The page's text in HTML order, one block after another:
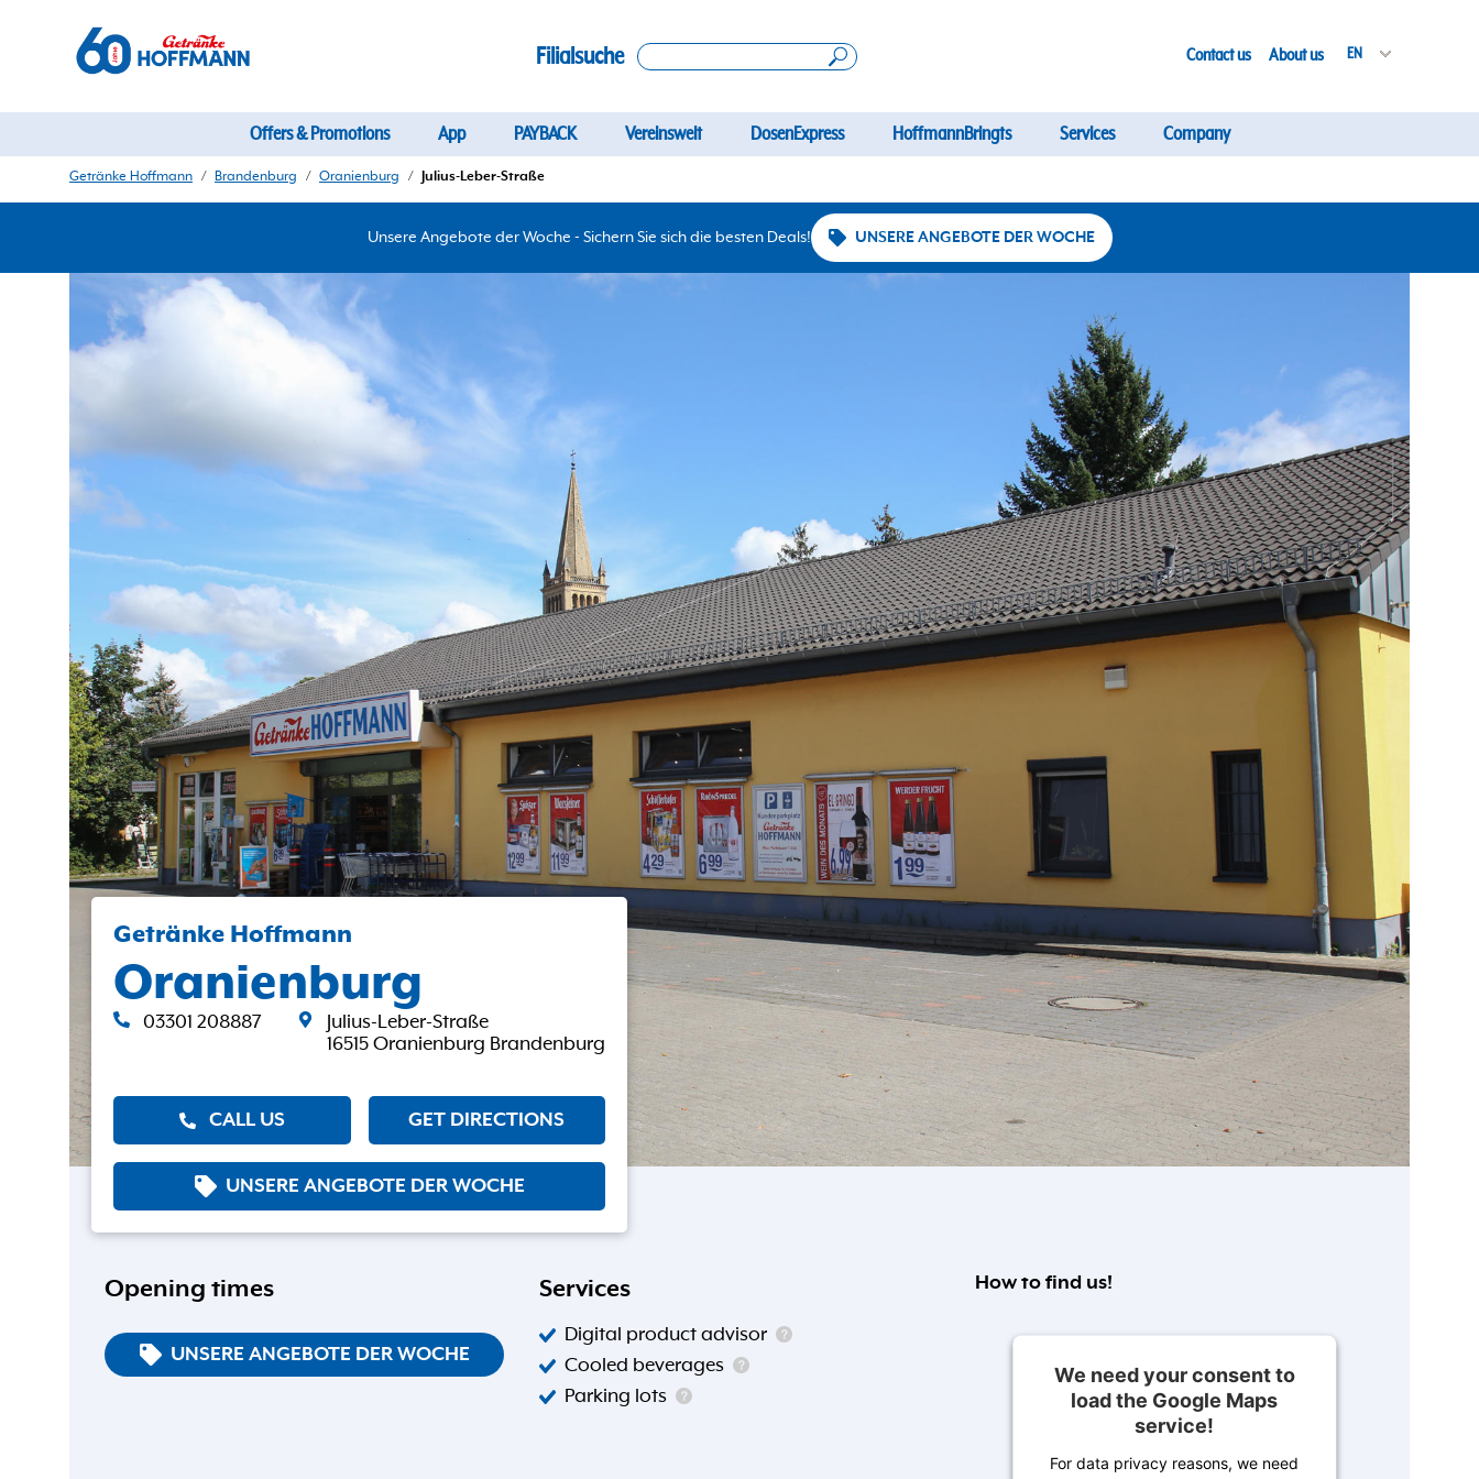
Filialsuche Contact us About us EN
Offers & Promotions App PAYBACK Vereinswelt DosenExpress HoffmannBringts Services Company
Getränke Hoffmann / Brandenburg / Oranienburg / Julius-Leber-Straße
Unsere Angebote der Woche - Sichern Sie sich die besten Deals! UNSERE ANGEBOTE DER WOCHE
Getränke Hoffmann
Oranienburg
03301 208887
Julius-Leber-Straße
16515 Oranienburg Brandenburg
CALL US GET DIRECTIONS
UNSERE ANGEBOTE DER WOCHE
Opening times
UNSERE ANGEBOTE DER WOCHE
Services
Digital product advisor
Cooled beverages
Parking lots
How to find us!
We need your consent to
load the Google Maps
service!
For data privacy reasons, we need